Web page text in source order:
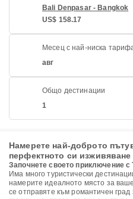
Bali Denpasar - Bangkok
US$ 158.17
Месец с най-ниска
авг
Общо дестинации
1
Намерете най-доброто
перфектното си
Започнете своето приключение
Има много туристически
намерите идеалното място за
се отправяте към романтичен град